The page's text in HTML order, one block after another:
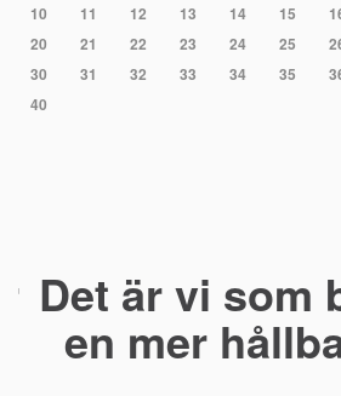
10
11 12 13 14 15
20
21 22 23 24 25
30
31 32 33 34 35
40
Det är vi som
en mer